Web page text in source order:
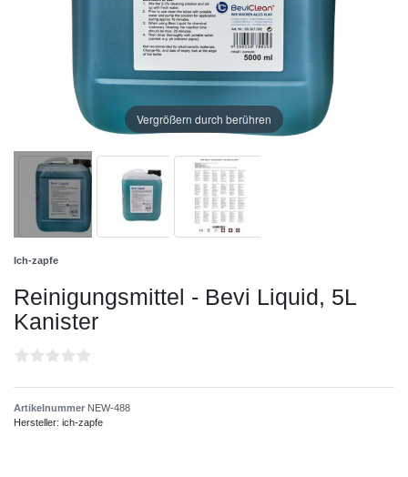
Vergrößern durch berühren
Ich-zapfe
Reinigungsmittel - Bevi Liquid, 5L
Kanister
Artikelnummer NEW-488
Hersteller: ich-zapfe